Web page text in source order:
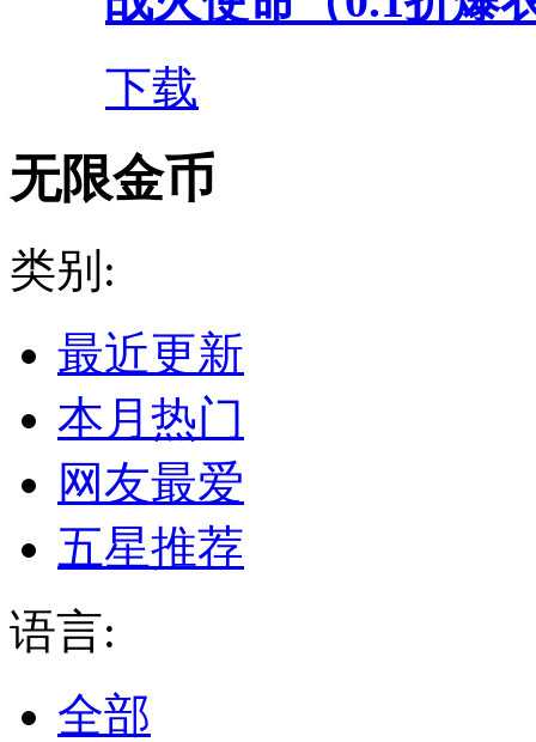
下载
无限金币
类别:
最近更新
本月热门
网友最爱
五星推荐
语言:
全部